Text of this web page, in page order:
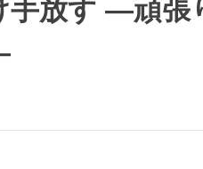
手放す ―頑張